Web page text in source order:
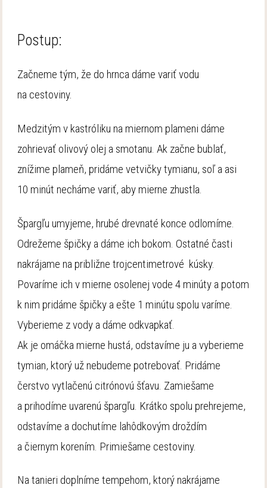
Postup:
Začneme tým, že do hrnca dáme variť vodu
na cestoviny.
Medzitým v kastróliku na miernom plameni dáme
zohrievať olivový olej a smotanu. Ak začne bublať,
znížime plameň, pridáme vetvičky tymianu, soľ a asi
10 minút necháme variť, aby mierne zhustla.
Špargľu umyjeme, hrubé drevnaté konce odlomíme.
Odrežeme špičky a dáme ich bokom. Ostatné časti
nakrájame na približne trojcentimetrové kúsky.
Povaríme ich v mierne osolenej vode 4 minúty a potom
k nim pridáme špičky a ešte 1 minútu spolu varíme.
Vyberieme z vody a dáme odkvapkať.
Ak je omáčka mierne hustá, odstavíme ju a vyberieme
tymian, ktorý už nebudeme potrebovať. Pridáme
čerstvo vytlačenú citrónovú šťavu. Zamiešame
a prihodíme uvarenú špargľu. Krátko spolu prehrejeme,
odstavíme a dochutíme lahôdkovým droždím
a čiernym korením. Primiešame cestoviny.
Na tanieri doplníme tempehom, ktorý nakrájame